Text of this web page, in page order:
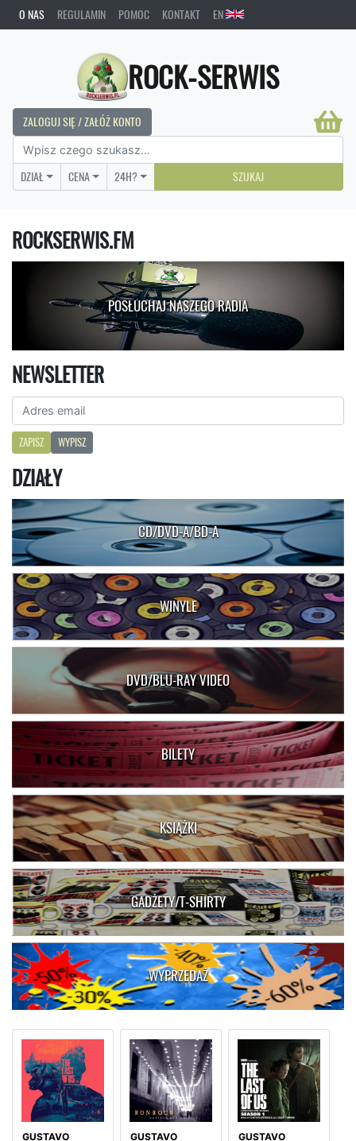
O NAS REGULAMIN POMOC KONTAKT EN
ROCK-SERWIS
ZALOGUJ SIĘ / ZAŁÓŻ KONTO
DZIAŁ CENA 24H? SZUKAJ
ROCKSERWIS.FM
POSŁUCHAJ NASZEGO RADIA
NEWSLETTER
ZAPISZ WYPISZ
DZIAŁY
CD/DVD-A/BD-A
WINYLE
DVD/BLU-RAY VIDEO
BILETY
KSIĄŻKI
GADŻETY/T-SHIRTY
WYPRZEDAŻ
GUSTAVO
GUSTAVO
GUSTAVO